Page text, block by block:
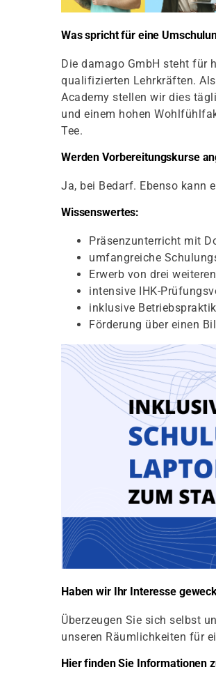
Was spricht für eine
Die damago GmbH steht für
qualifizierten Lehrkräften.
Academy stellen wir dies
und einem hohen
Tee.
Werden Vorbereitungskurse
Ja, bei Bedarf. Ebenso kann
Wissenswertes:
Präsenzunterricht mit
umfangreiche
Erwerb von drei
intensive IHK-
inklusive
Förderung über einen
Haben wir Ihr Interesse
Überzeugen Sie sich selbst
unseren Räumlichkeiten für
Hier finden Sie Informationen